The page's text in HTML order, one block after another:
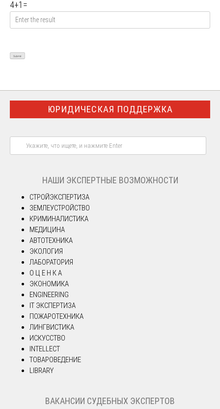
4+1 =
ЮРИДИЧЕСКАЯ ПОДДЕРЖКА
НАШИ ЭКСПЕРТНЫЕ ВОЗМОЖНОСТИ
СТРОЙЭКСПЕРТИЗА
ЗЕМЛЕУСТРОЙСТВО
КРИМИНАЛИСТИКА
МЕДИЦИНА
АВТОТЕХНИКА
ЭКОЛОГИЯ
ЛАБОРАТОРИЯ
О Ц Е Н К А
ЭКОНОМИКА
ENGINEERING
IT ЭКСПЕРТИЗА
ПОЖАРОТЕХНИКА
ЛИНГВИСТИКА
ИСКУССТВО
INTELLECT
ТОВАРОВЕДЕНИЕ
LIBRARY
ВАКАНСИИ СУДЕБНЫХ ЭКСПЕРТОВ